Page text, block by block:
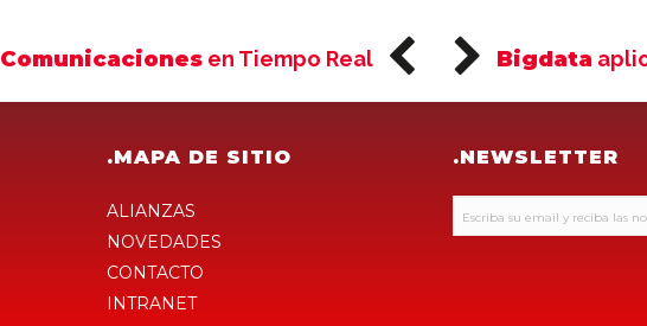
Comunicaciones en Tiempo Real Bigdata
.MAPA DE SITIO
ALIANZAS
NOVEDADES
CONTACTO
INTRANET
.NEWSLETTER